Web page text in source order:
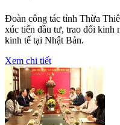
Đoàn công tác tỉnh Thừa
xúc tiến đầu tư, trao đổi kinh
kinh tế tại Nhật Bản.
Xem chi tiết